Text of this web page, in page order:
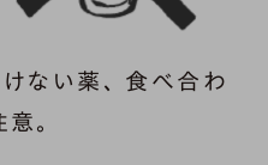
ない薬、 食べ合わ
。